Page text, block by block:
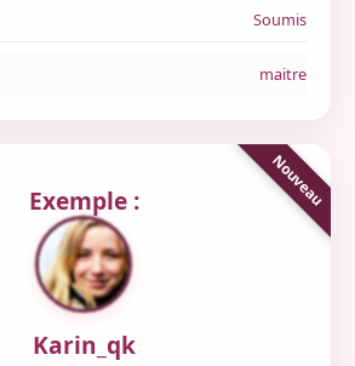
Soumis
maitre
Exemple :
Karin_qk